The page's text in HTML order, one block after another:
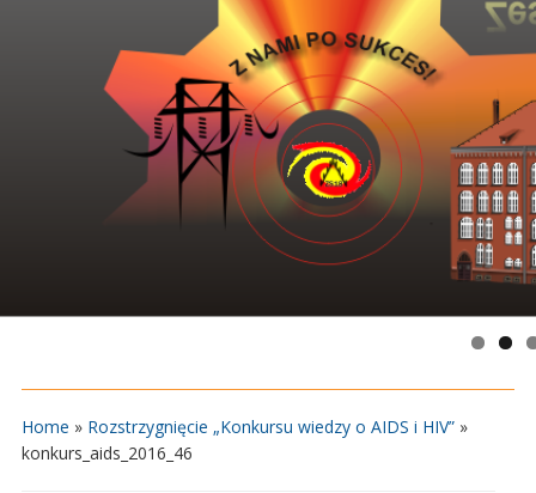
Home » Rozstrzygnięcie „Konkursu wiedzy o AIDS i HIV”»
konkurs_aids_2016_46